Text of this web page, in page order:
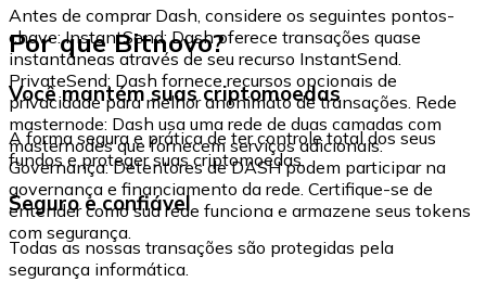
Antes de comprar Dash, considere os seguintes pontos-
chave: InstantSend: Dash oferece transações quase
instantâneas através de seu recurso InstantSend.
PrivateSend: Dash fornece recursos opcionais de
privacidade para melhor anonimato de transações. Rede
masternode: Dash usa uma rede de duas camadas com
masternodes que fornecem serviços adicionais.
Governança: Detentores de DASH podem participar na
governança e financiamento da rede. Certifique-se de
entender como sua rede funciona e armazene seus tokens
com segurança.
Por que Bitnovo?
Você mantém suas criptomoedas
A forma segura e prática de ter controle total dos seus
fundos e proteger suas criptomoedas.
Seguro e confiável
Todas as nossas transações são protegidas pela
segurança informática.